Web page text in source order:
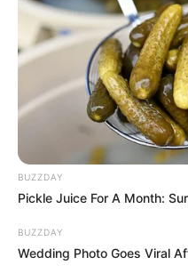
12443 – Boxe
9327 – Esportes e boa
BUZZDAY
Pickle Juice For A Month:
BUZZDAY
Wedding Photo Goes Viral